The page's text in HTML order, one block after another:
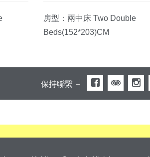
房型：兩中床 Two Double
Beds(152*203)CM
保持聯繫